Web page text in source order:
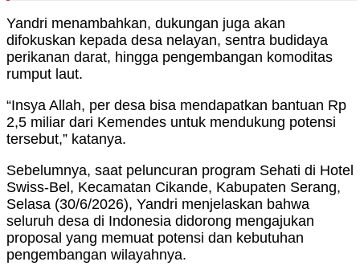
Yandri menambahkan, dukungan juga akan
difokuskan kepada desa nelayan, sentra budidaya
perikanan darat, hingga pengembangan komoditas
rumput laut.
“Insya Allah, per desa bisa mendapatkan bantuan Rp
2,5 miliar dari Kemendes untuk mendukung potensi
tersebut,” katanya.
Sebelumnya, saat peluncuran program Sehati di Hotel
Swiss-Bel, Kecamatan Cikande, Kabupaten Serang,
Selasa (30/6/2026), Yandri menjelaskan bahwa
seluruh desa di Indonesia didorong mengajukan
proposal yang memuat potensi dan kebutuhan
pengembangan wilayahnya.